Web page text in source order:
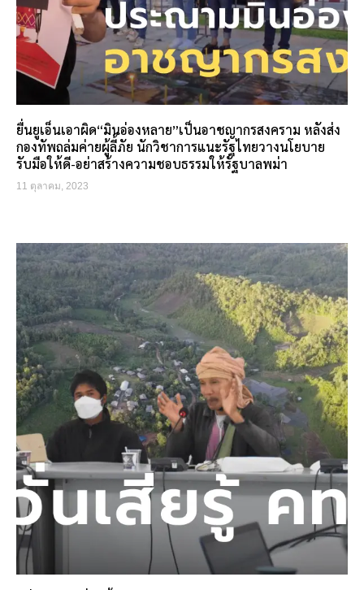
ยื่นยูเอ็นเอาผิด“มินอ่องหลาย”เป็นอาชญากรสงคราม หลังส่ง
กองทัพถล่มค่ายผู้ลี้ภัย นักวิชาการแนะรัฐไทยวางนโยบาย
รับมือให้ดี-อย่าสร้างความชอบธรรมให้รัฐบาลพม่า
11 ตุลาคม, 2023